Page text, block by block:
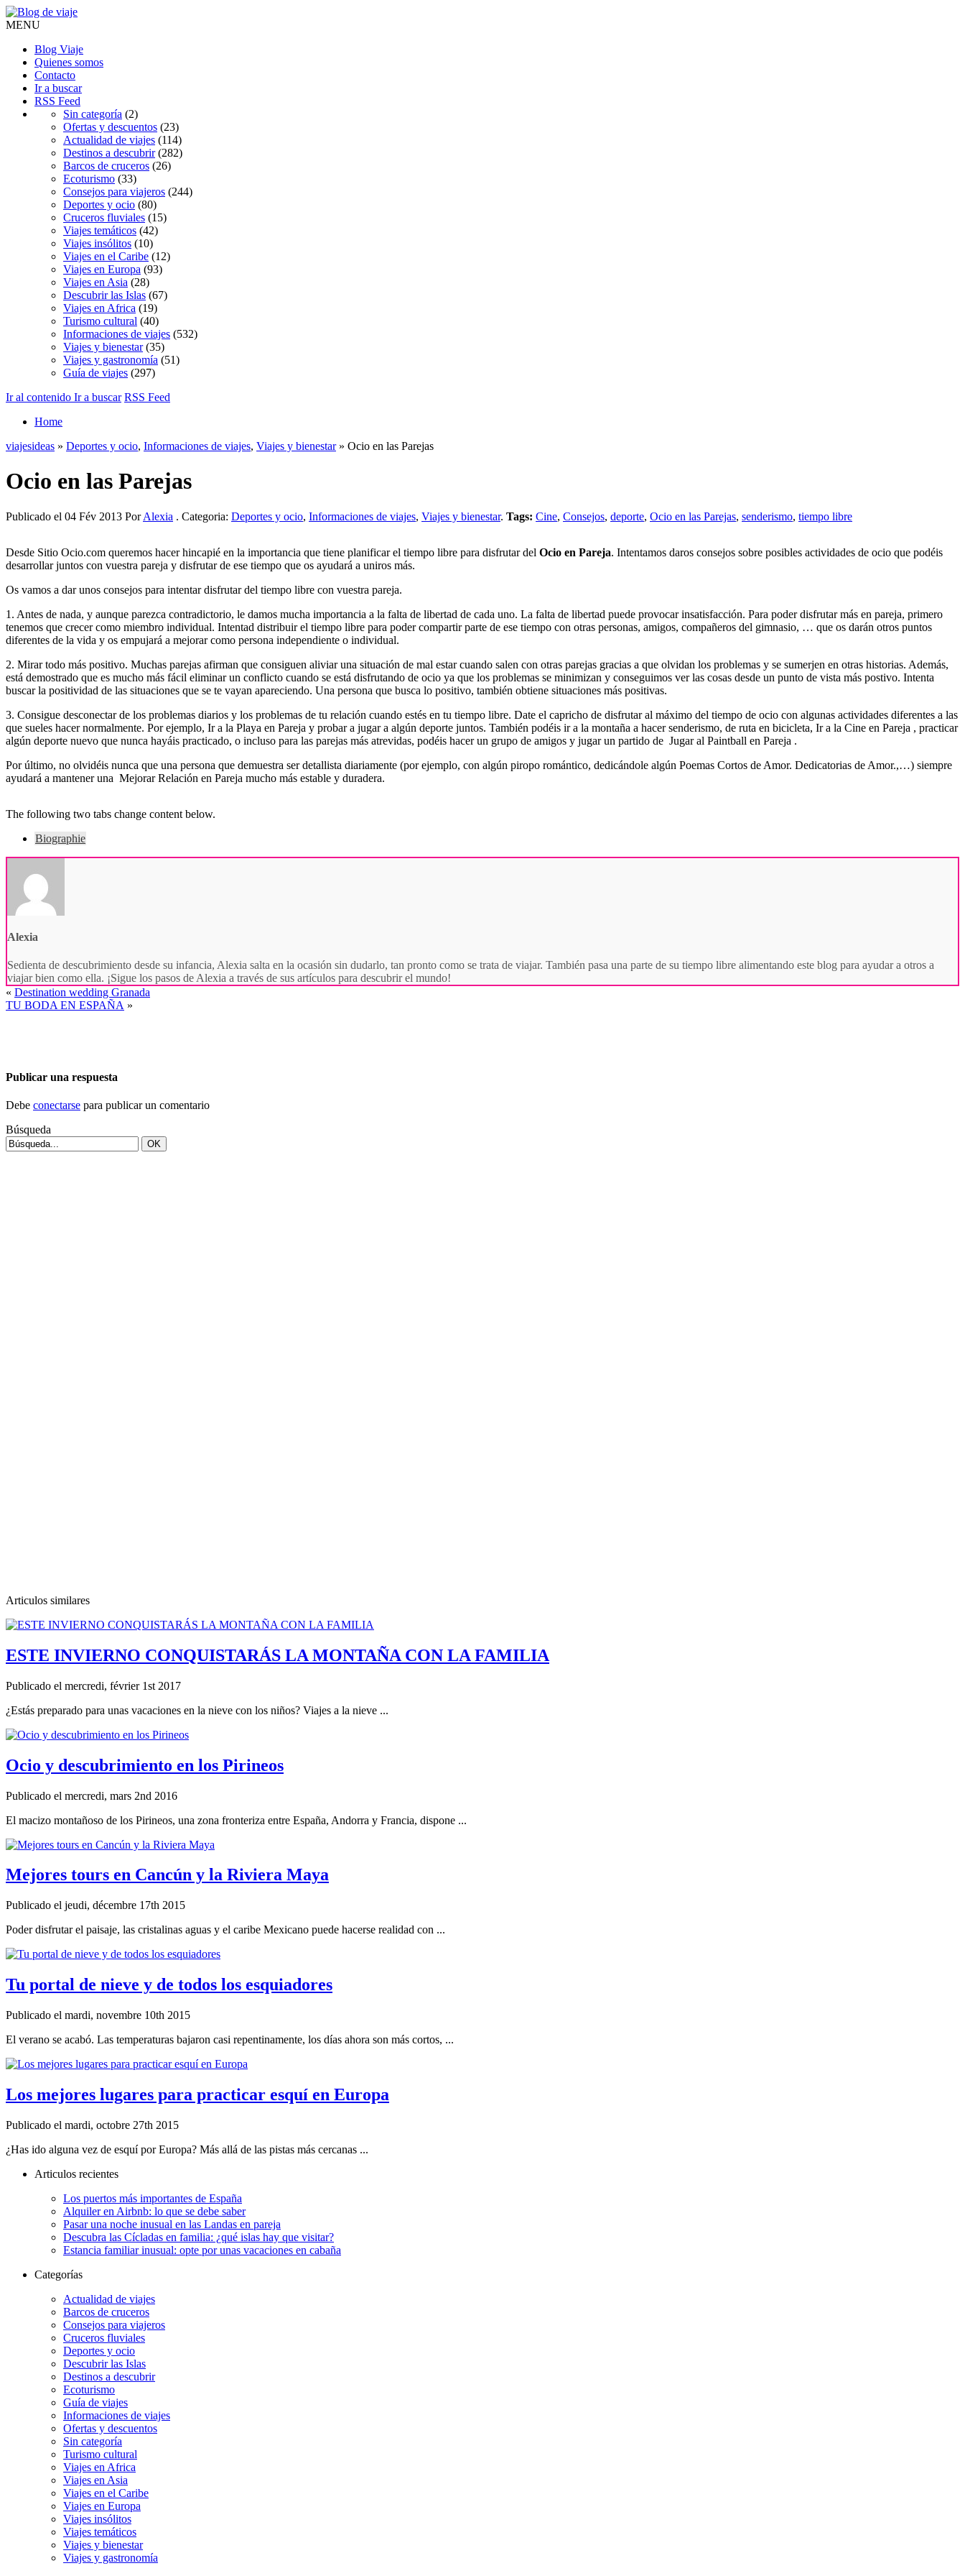
MENU
Blog Viaje
Quienes somos
Contacto
Ir a buscar
RSS Feed
Sin categoría (2)
Ofertas y descuentos (23)
Actualidad de viajes (114)
Destinos a descubrir(282)
Barcos de cruceros (26)
Ecoturismo (33)
Consejos para viajeros (244)
Deportes y ocio (80)
Cruceros fluviales (15)
Viajes temáticos (42)
Viajes insólitos (10)
Viajes en el Caribe (12)
Viajes en Europa (93)
Viajes en Asia (28)
Descubrir las Islas (67)
Viajes en Africa (19)
Turismo cultural (40)
Informaciones de viajes (532)
Viajes y bienestar(35)
Viajes y gastronomía (51)
Guía de viajes (297)
Ir al contenido Ir a buscar RSS Feed
Home
viajesideas » Deportes y ocio, Informaciones de viajes, Viajes y bienestar» Ocio en las Parejas
Ocio en las Parejas
Publicado el 04 Fév 2013 PorAlexia . Categoria: Deportes y ocio, Informaciones de viajes, Viajes y bienestar. Tags: Cine, Consejos, deporte, Ocio en las Parejas, senderismo, tiempo libre
Desde Sitio Ocio.com queremos hacer hincapié en la importancia que tiene planificar el tiempo libre para disfrutar del Ocio en Pareja. Intentamos daros consejos sobre posibles actividades de ocio que podéis
desarrollar juntos con vuestra pareja y disfrutar de ese tiempo que os ayudará a uniros más.
Os vamos a dar unos consejos para intentar disfrutar del tiempo libre con vuestra pareja.
1. Antes de nada, y aunque parezca contradictorio, le damos mucha importancia a la falta de libertad de cada uno. La falta de libertad puede provocar insatisfacción. Para poder disfrutar más en pareja, primero
tenemos que crecer como miembro individual. Intentad distribuir el tiempo libre para poder compartir parte de ese tiempo con otras personas, amigos, compañeros del gimnasio, … que os darán otros puntos
diferentes de la vida y os empujará a mejorar como persona independiente o individual.
2. Mirar todo más positivo. Muchas parejas afirman que consiguen aliviar una situación de mal estar cuando salen con otras parejas gracias a que olvidan los problemas y se sumerjen en otras historias. Además,
está demostrado que es mucho más fácil eliminar un conflicto cuando se está disfrutando de ocio ya que los problemas se minimizan y conseguimos ver las cosas desde un punto de vista más postivo. Intenta
buscar la positividad de las situaciones que se te vayan apareciendo. Una persona que busca lo positivo, también obtiene situaciones más positivas.
3. Consigue desconectar de los problemas diarios y los problemas de tu relación cuando estés en tu tiempo libre. Date el capricho de disfrutar al máximo del tiempo de ocio con algunas actividades diferentes a las
que sueles hacer normalmente. Por ejemplo, Ir a la Playa en Pareja y probar a jugar a algún deporte juntos. También podéis ir a la montaña a hacer senderismo, de ruta en bicicleta, Ir a la Cine en Pareja , practicar
algún deporte nuevo que nunca hayáis practicado, o incluso para las parejas más atrevidas, podéis hacer un grupo de amigos y jugar un partido de Jugar al Paintball en Pareja .
Por último, no olvidéis nunca que una persona que demuestra ser detallista diariamente (por ejemplo, con algún piropo romántico, dedicándole algún Poemas Cortos de Amor. Dedicatorias de Amor.,…) siempre
ayudará a mantener una Mejorar Relación en Pareja mucho más estable y duradera.
The following two tabs change content below.
Biographie
Alexia
Sedienta de descubrimiento desde su infancia, Alexia salta en la ocasión sin dudarlo, tan pronto como se trata de viajar. También pasa una parte de su tiempo libre alimentando este blog para ayudar a otros a
viajar bien como ella. ¡Sigue los pasos de Alexia a través de sus artículos para descubrir el mundo!
« Destination wedding Granada
TU BODA EN ESPAÑA »
Publicar una respuesta
Debe conectarse para publicar un comentario
Búsqueda
Articulos similares
ESTE INVIERNO CONQUISTARÁS LA MONTAÑA CON LA FAMILIA
Publicado el mercredi, février 1st 2017
¿Estás preparado para unas vacaciones en la nieve con los niños? Viajes a la nieve ...
Ocio y descubrimiento en los Pirineos
Publicado el mercredi, mars 2nd 2016
El macizo montañoso de los Pirineos, una zona fronteriza entre España, Andorra y Francia, dispone ...
Mejores tours en Cancún y la Riviera Maya
Publicado el jeudi, décembre 17th 2015
Poder disfrutar el paisaje, las cristalinas aguas y el caribe Mexicano puede hacerse realidad con ...
Tu portal de nieve y de todos los esquiadores
Publicado el mardi, novembre 10th 2015
El verano se acabó. Las temperaturas bajaron casi repentinamente, los días ahora son más cortos, ...
Los mejores lugares para practicar esquí en Europa
Publicado el mardi, octobre 27th 2015
¿Has ido alguna vez de esquí por Europa? Más allá de las pistas más cercanas ...
Articulos recientes
Los puertos más importantes de España
Alquiler en Airbnb: lo que se debe saber
Pasar una noche inusual en las Landas en pareja
Descubra las Cícladas en familia: ¿qué islas hay que visitar?
Estancia familiar inusual: opte por unas vacaciones en cabaña
Categorías
Actualidad de viajes
Barcos de cruceros
Consejos para viajeros
Cruceros fluviales
Deportes y ocio
Descubrir las Islas
Destinos a descubrir
Ecoturismo
Guía de viajes
Informaciones de viajes
Ofertas y descuentos
Sin categoría
Turismo cultural
Viajes en Africa
Viajes en Asia
Viajes en el Caribe
Viajes en Europa
Viajes insólitos
Viajes temáticos
Viajes y bienestar
Viajes y gastronomía